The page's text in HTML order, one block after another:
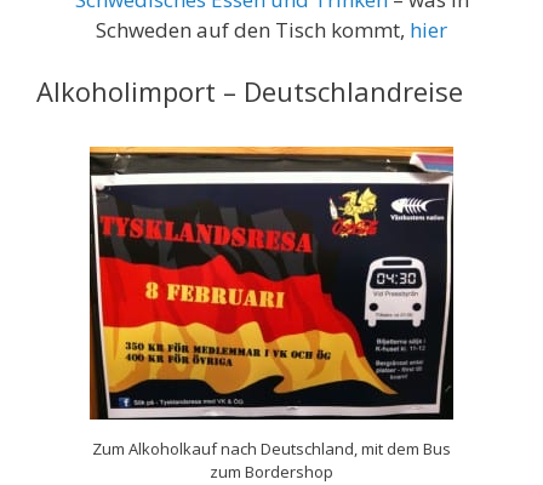
Schweden auf den Tisch kommt, hier
Alkoholimport – Deutschlandreise
Zum Alkoholkauf nach Deutschland, mit dem Bus
zum Bordershop